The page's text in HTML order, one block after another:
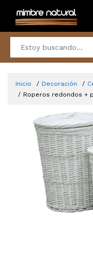
Inicio Decoración
Roperos redondos +